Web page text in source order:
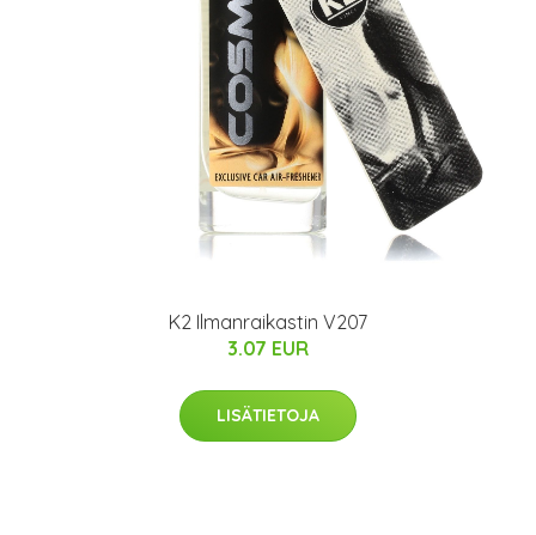
K2 Ilmanraikastin V207
3.07 EUR
LISÄTIETOJA